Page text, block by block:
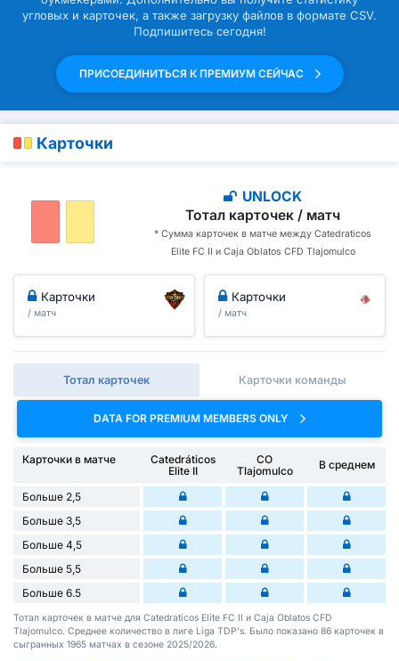
угловых и карточек, а также загрузку файлов в формате CSV.
Подпишитесь сегодня!
ПРИСОЕДИНИТЬСЯ К ПРЕМИУМ СЕЙЧАС
Карточки
UNLOCK
Тотал карточек / матч
* Сумма карточек в матче между Catedraticos
Elite FC II и Caja Oblatos CFD Tlajomulco
Карточки
/ матч
Карточки
/ матч
Тотал карточек Карточки команды
DATA FOR PREMIUM MEMBERS ONLY
Карточки в матче
Catedráticos
Elite II
CO
Tlajomulco
В среднем
Больше 2,5
Больше 3,5
Больше 4,5
Больше 5,5
Больше 6.5
Тотал карточек в матче для Catedraticos Elite FC II и Caja Oblatos CFD
Tlajomulco. Среднее количество в лиге Liga TDP's. Было показано 86 карточек в
сыгранных 1965 матчах в сезоне 2025/2026.